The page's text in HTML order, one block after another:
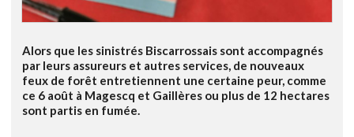
Alors que les sinistrés Biscarrossais sont accompagnés
par leurs assureurs et autres services, de nouveaux
feux de forêt entretiennent une certaine peur, comme
ce 6 août à Magescq et Gaillères ou plus de 12 hectares
sont partis en fumée.